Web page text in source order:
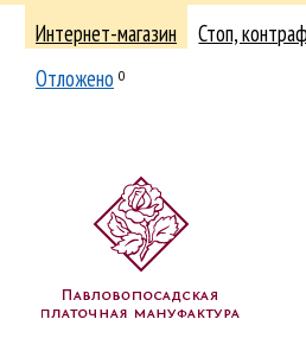
Интернет-магазин Стоп,
Отложено 0